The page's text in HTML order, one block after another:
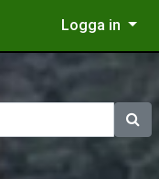
Logga in
Sök